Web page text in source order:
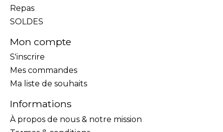
Repas
SOLDES
Mon compte
S'inscrire
Mes commandes
Ma liste de souhaits
Informations
À propos de nous & notre mission